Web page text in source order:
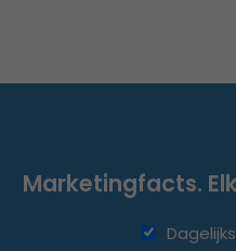
Marketingfacts.